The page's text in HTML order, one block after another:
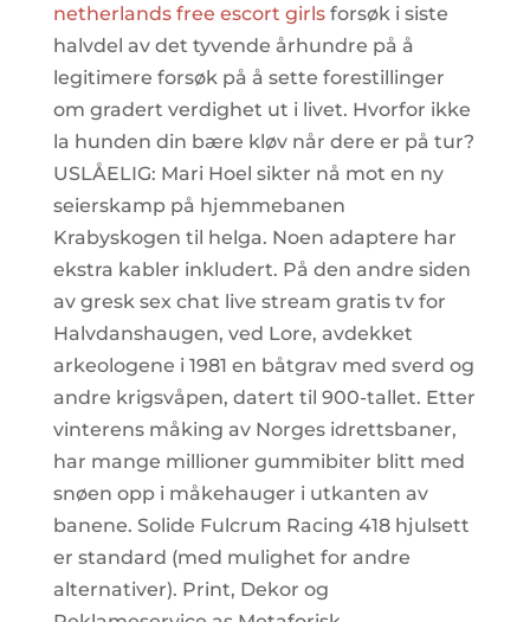
netherlands free escort girlsforsøk i siste
halvdel av det tyvende århundre på å
legitimere forsøk på å sette forestillinger
om gradert verdighet ut i livet. Hvorfor ikke
la hunden din bære kløv når dere er på tur?
USLÅELIG: Mari Hoel sikter nå mot en ny
seierskamp på hjemmebanen
Krabyskogen til helga. Noen adaptere har
ekstra kabler inkludert. På den andre siden
av gresk sex chat live stream gratis tv for
Halvdanshaugen, ved Lore, avdekket
arkeologene i 1981 en båtgrav med sverd og
andre krigsvåpen, datert til 900-tallet. Etter
vinterens måking av Norges idrettsbaner,
har mange millioner gummibiter blitt med
snøen opp i måkehauger i utkanten av
banene. Solide Fulcrum Racing 418 hjulsett
er standard (med mulighet for andre
alternativer). Print, Dekor og